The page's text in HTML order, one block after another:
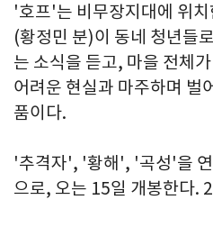
'호프'는 비무장지대에 위
(황정민 분)이 동네 청년들
는 소식을 듣고, 마을 전체
어려운 현실과 마주하며 벌
품이다.
'추격자', '황해', '곡성'을
으로, 오는 15일 개봉한다.